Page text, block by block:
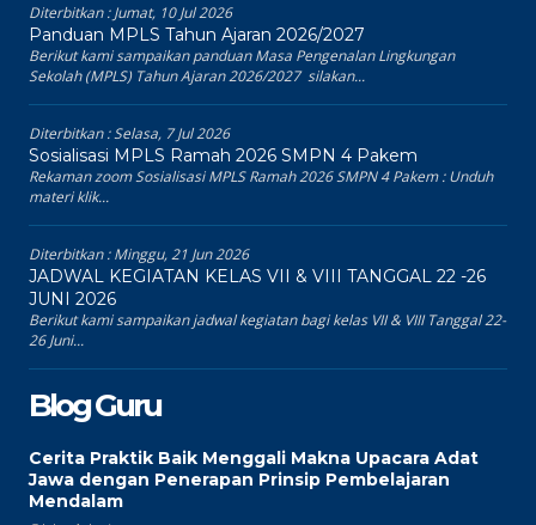
Diterbitkan :Jumat, 10 Jul 2026
Panduan MPLS Tahun Ajaran 2026/2027
Berikut kami sampaikan panduan Masa Pengenalan Lingkungan
Sekolah (MPLS) Tahun Ajaran 2026/2027 silakan...
Diterbitkan :Selasa, 7 Jul 2026
Sosialisasi MPLS Ramah 2026 SMPN 4 Pakem
Rekaman zoom Sosialisasi MPLS Ramah 2026 SMPN 4 Pakem : Unduh
materi klik...
Diterbitkan :Minggu, 21 Jun 2026
JADWAL KEGIATAN KELAS VII & VIII TANGGAL 22 -26
JUNI 2026
Berikut kami sampaikan jadwal kegiatan bagi kelas VII & VIII Tanggal 22-
26 Juni...
Blog Guru
Cerita Praktik Baik Menggali Makna Upacara Adat
Jawa dengan Penerapan Prinsip Pembelajaran
Mendalam